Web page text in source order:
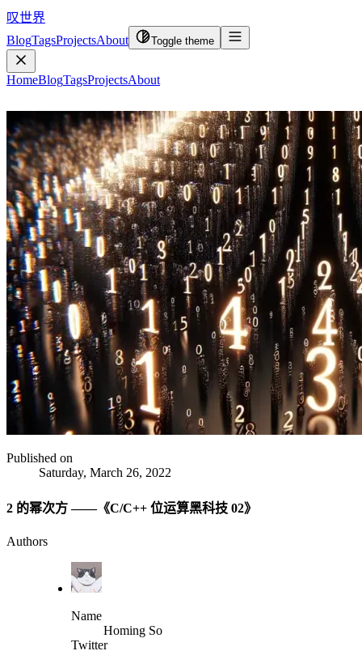
叹世界
BlogTagsProjectsAbout Toggle theme
HomeBlogTagsProjectsAbout
Published on
Saturday, March 26, 2022
2 的幂次方 ——《C/C++ 位运算黑科技 02》
Authors
Name
Homing So
Twitter